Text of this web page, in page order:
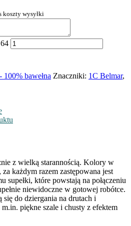
koszty wysyłki
100% bawełna Znaczniki: 1C Belmar,
z wielką starannością. Kolory w
każdym razem zastępowana jest
supełki, które powstają na połączeniu
niewidoczne w gotowej robótce.
do dziergania na drutach i
piękne szale i chusty z efektem